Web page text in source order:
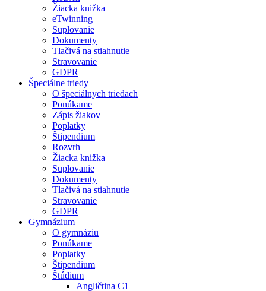
Žiacka knižka
eTwinning
Suplovanie
Dokumenty
Tlačivá na stiahnutie
Stravovanie
GDPR
Špeciálne triedy
O špeciálnych triedach
Ponúkame
Zápis žiakov
Poplatky
Štipendium
Rozvrh
Žiacka knižka
Suplovanie
Dokumenty
Tlačivá na stiahnutie
Stravovanie
GDPR
Gymnázium
O gymnáziu
Ponúkame
Poplatky
Štipendium
Štúdium
Angličtina C1